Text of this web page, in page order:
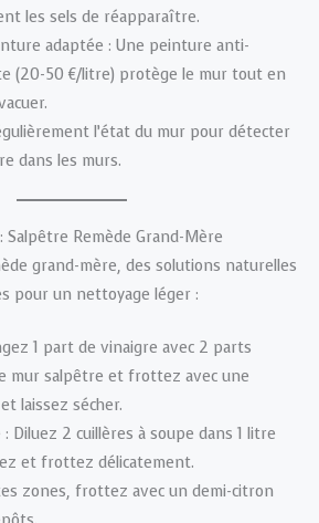
les sels de réapparaître.
adaptée : Une peinture anti-
(20-50 €/litre) protège le mur tout en
l’état du mur pour détecter
dans les murs.
Salpêtre Remède Grand-Mère
grand-mère, des solutions naturelles
pour un nettoyage léger :
1 part de vinaigre avec 2 parts
mur salpêtre et frottez avec une
laissez sécher.
Diluez 2 cuillères à soupe dans 1 litre
et frottez délicatement.
zones, frottez avec un demi-citron